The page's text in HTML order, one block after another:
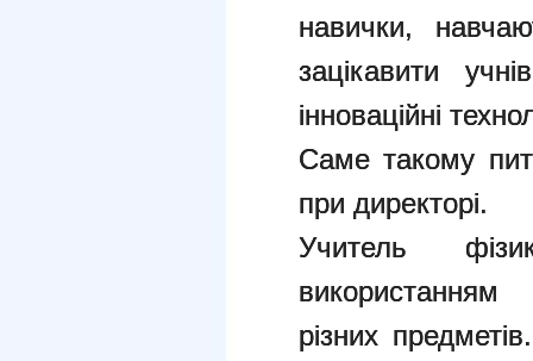
навички,
зацікавити
інноваційні
Саме такому
при директорі.
Учитель
різних